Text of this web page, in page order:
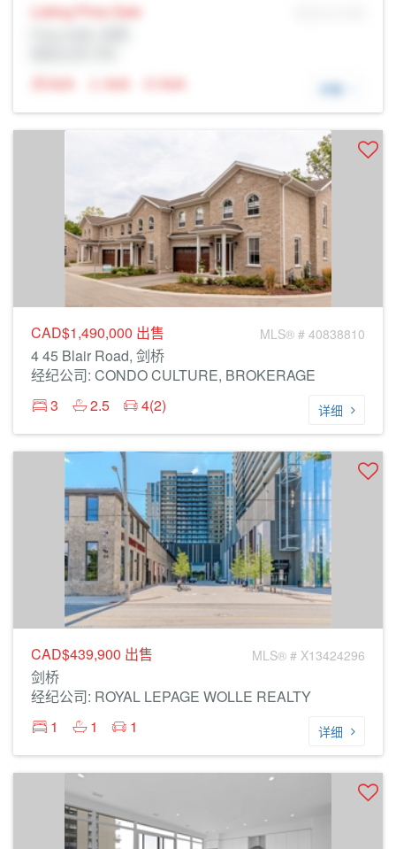
Listing Price Sale
N/A
N/A N/A 详细
CAD$1,490,000 出售 MLS® # 40838810
4 45 Blair Road, 剑桥
经纪公司: CONDO CULTURE, BROKERAGE
3
2.5 4(2) 详细
CAD$439,900 出售 MLS® # X13424296
剑桥
经纪公司: ROYAL LEPAGE WOLLE REALTY
1
1 1 详细